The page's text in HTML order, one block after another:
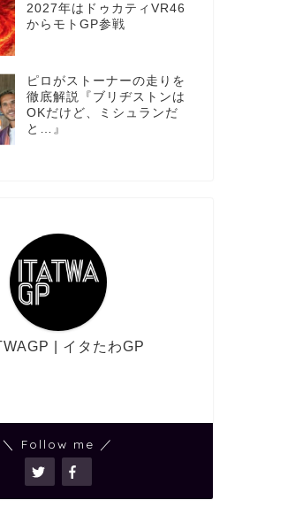
2027年はドゥカティVR46
からモトGP参戦
ピロがストーナーの走りを
徹底解説『ブリヂストンは
OKだけど、ミシュランだ
と…』
| イタたわGP
＼ Follow me ／